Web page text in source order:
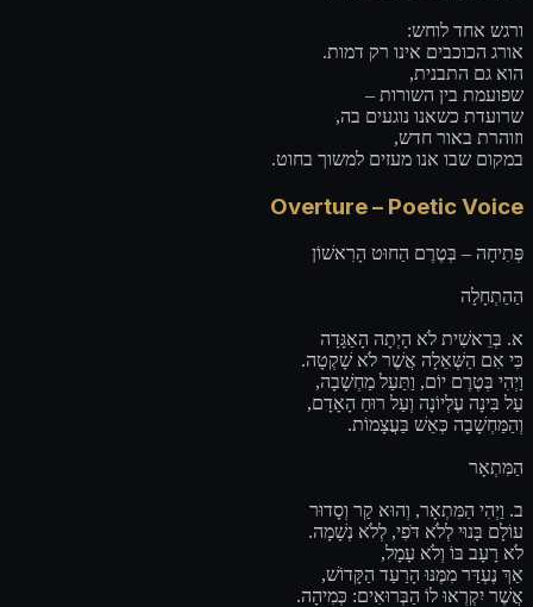
ורגש אחד לוחש:
אורג הכוכבים אינו רק דמות.
הוא גם התבנית,
שפועמת בין השורות –
שרועדת כשאנו נוגעים בה,
וזוהרת באור חדש,
במקום שבו אנו מעזים למשוך בחוט.
Overture – Poetic Voice
פְּתִיחָה – בְּטֶרֶם הַחוּט הָרִאשׁוֹן
הַהַתְחָלָה
א. בְּרֵאשִׁית לֹא הָיְתָה הָאַגָּדָה
כִּי אִם הַשְּׁאֵלָה אֲשֶׁר לֹא שָׁקְטָה.
וַיְהִי בְּטֶרֶם יוֹם, וַתַּעַל מַחְשָׁבָה,
עַל בִּינָה עֶלְיוֹנָה וְעַל רוּחַ הָאָדָם,
וְהַמַּחְשָׁבָה כְּאֵשׁ בַּעֲצָמוֹת.
הַמִּתְאָר
ב. וַיְהִי הַמִּתְאָר, וְהוּא קַר וְסָדוּר
עוֹלָם בָּנוּי לְלֹא דֹּפִי, לְלֹא נְשָׁמָה.
לֹא רָעָב בּוֹ וְלֹא עָמָל,
אַךְ נֶעְדַּר מִמֶּנּוּ הָרַעַד הַקָּדוֹשׁ,
אֲשֶׁר יִקְרְאוּ לוֹ הַבְּרוּאִים: כְּמִיהָה.